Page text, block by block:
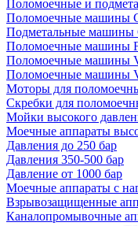
Поломоечные и
Поломоечные машины
Подметальные машины
Поломоечные машины
Поломоечные машины
Поломоечные машины
Моторы для
Скребки для
Мойки высокого
Моечные аппараты
Давления до 250 бар
Давления 350-500 бар
Давление от 1000 бар
Моечные аппараты с
Взрывозащищенные
Каналопромывочные